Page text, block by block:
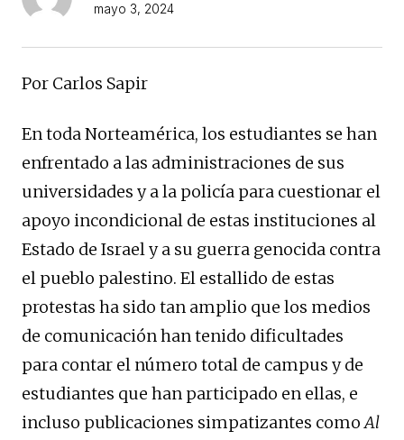
mayo 3, 2024
Por Carlos Sapir
En toda Norteamérica, los estudiantes se han
enfrentado a las administraciones de sus
universidades y a la policía para cuestionar el
apoyo incondicional de estas instituciones al
Estado de Israel y a su guerra genocida contra
el pueblo palestino. El estallido de estas
protestas ha sido tan amplio que los medios
de comunicación han tenido dificultades
para contar el número total de campus y de
estudiantes que han participado en ellas, e
incluso publicaciones simpatizantes comoAl